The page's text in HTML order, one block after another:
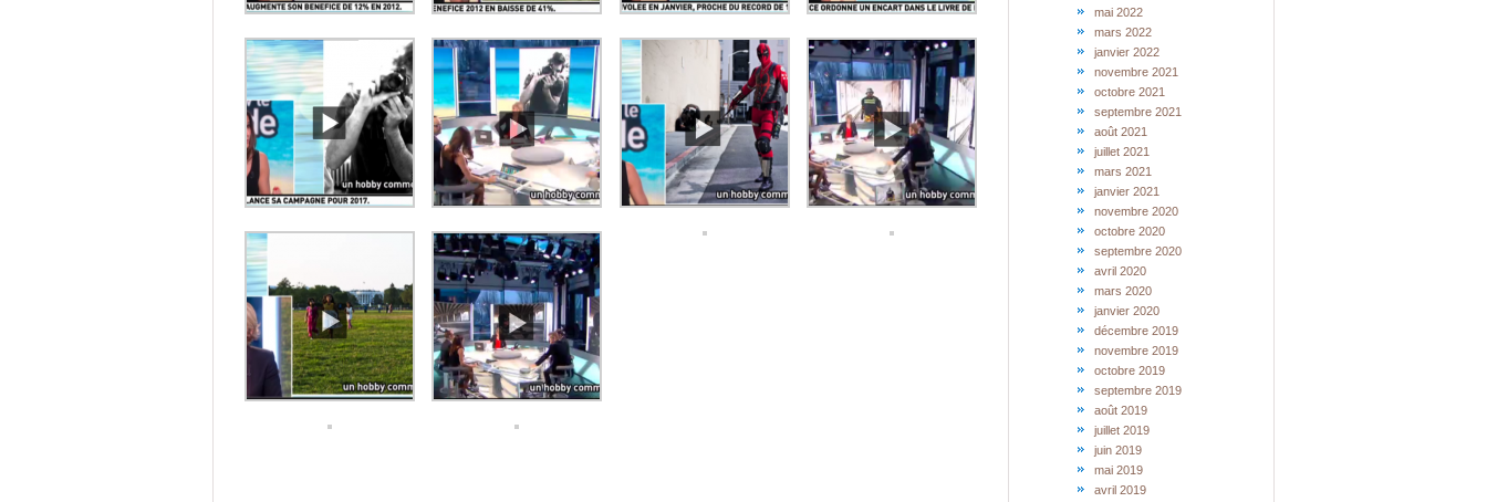
mai 2022
mars 2022
janvier 2022
novembre 2021
octobre 2021
septembre 2021
août 2021
juillet 2021
mars 2021
janvier 2021
novembre 2020
octobre 2020
septembre 2020
avril 2020
mars 2020
janvier 2020
décembre 2019
novembre 2019
octobre 2019
septembre 2019
août 2019
juillet 2019
juin 2019
mai 2019
avril 2019